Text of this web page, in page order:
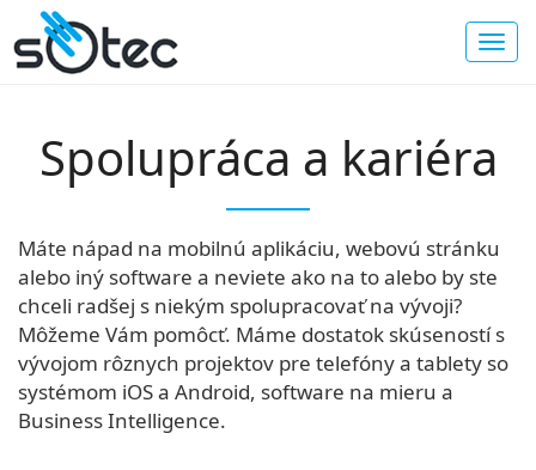
Spolupráca a kariéra
Máte nápad na mobilnú aplikáciu, webovú stránku
alebo iný software a neviete ako na to alebo by ste
chceli radšej s niekým spolupracovať na vývoji?
Môžeme Vám pomôcť. Máme dostatok skúseností s
vývojom rôznych projektov pre telefóny a tablety so
systémom iOS a Android, software na mieru a
Business Intelligence.